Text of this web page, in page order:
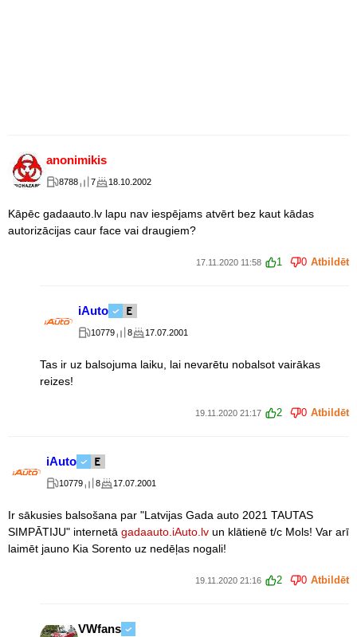
anonimikis
8788 7 18.10.2002
Kāpēc gadaauto.lv lapu nav iespējams atvērt bez kaut kādas
autorizācijas caur face vai draugiem?
17.11.2020 11:58 1 0 Atbildēt
iAuto
10779 8 17.07.2001
Tas ir uz balsojuma laiku, lai nevarētu nobalsot vairākas
reizes!
19.11.2020 21:17 2 0 Atbildēt
iAuto
10779 8 17.07.2001
Ir sākusies balsošana par "Latvijas Gada auto 2021 TAUTAS
SIMPĀTIJU" internetā gadaauto.iAuto.lv un klātienē t/c Mols! Var arī
laimēt jauno Kia Sorento uz nedēļas nogali!
19.11.2020 21:16 2 0 Atbildēt
VWfans